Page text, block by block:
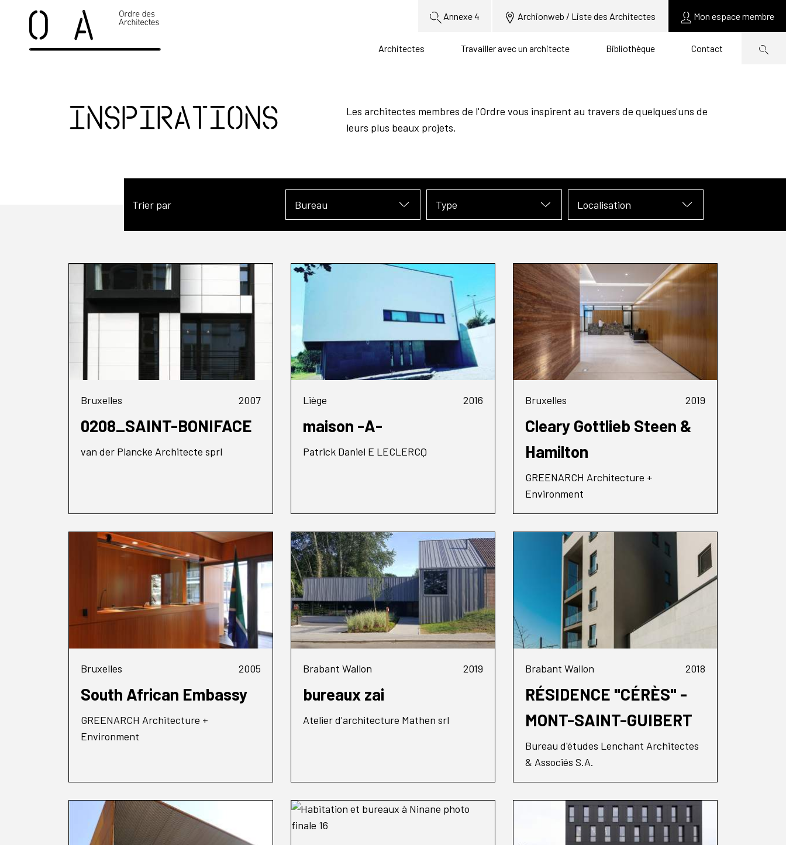
Annexe 4 Archionweb / Liste des Architectes Mon espace membre
Architectes Travailler avec un architecte Bibliothèque Contact
Inspirations
Les architectes membres de l'Ordre vous inspirent au travers de quelques'uns de
leurs plus beaux projets.
Trier par Bureau Type Localisation
Bruxelles 2007
0208_SAINT-BONIFACE
van der Plancke Architecte sprl
Liège 2016
maison -A-
Patrick Daniel E LECLERCQ
Bruxelles 2019
Cleary Gottlieb Steen &
Hamilton
GREENARCH Architecture +
Environment
Bruxelles 2005
South African Embassy
GREENARCH Architecture +
Environment
Brabant Wallon 2019
bureaux zai
Atelier d'architecture Mathen srl
Brabant Wallon 2018
RÉSIDENCE "CÉRÈS" -
MONT-SAINT-GUIBERT
Bureau d'études Lenchant Architectes
& Associés S.A.